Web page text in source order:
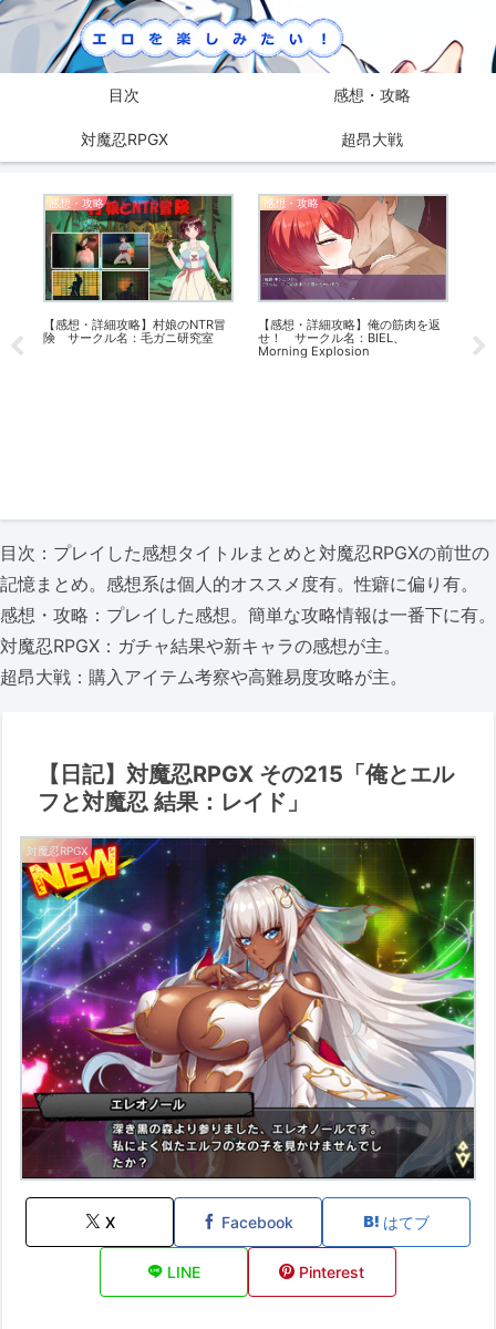
目次 感想・攻略
対魔忍RPGX 超昂大戦
他
感想・攻略
【感想・詳細攻略】村娘のNTR冒
険 サークル名：毛ガニ研究室
感想・攻略
【感想・詳細攻略】俺の筋肉を返
せ！ サークル名：BIEL、
Morning Explosion
ル
名
目次：プレイした感想タイトルまとめと対魔忍RPGXの前世の
記憶まとめ。感想系は個人的オススメ度有。性癖に偏り有。
感想・攻略：プレイした感想。簡単な攻略情報は一番下に有。
対魔忍RPGX：ガチャ結果や新キャラの感想が主。
超昂大戦：購入アイテム考察や高難易度攻略が主。
【日記】対魔忍RPGX その215「俺とエル
フと対魔忍 結果：レイド」
対魔忍RPGX
X Facebook はてブ
LINE Pinterest